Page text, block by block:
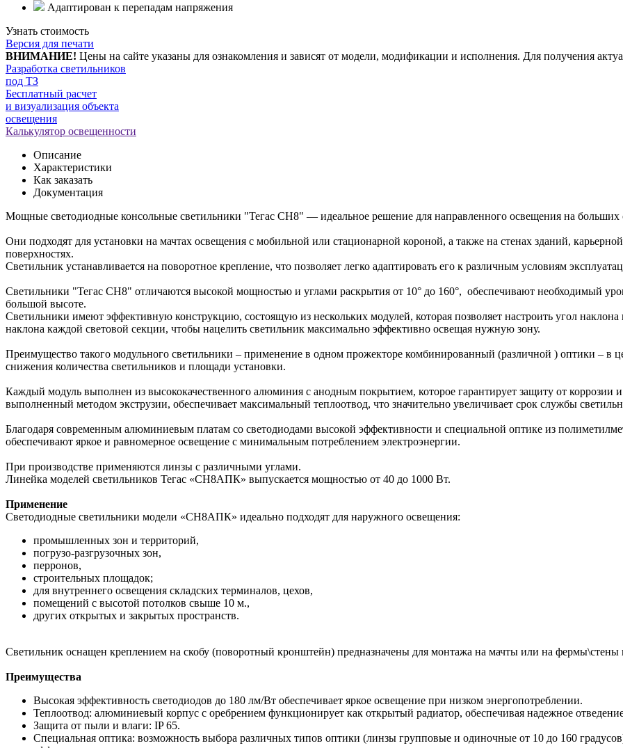
Адаптирован к перепадам напряжения
Узнать стоимость
Версия для печати
ВНИМАНИЕ! Цены на сайте указаны для ознакомления и зависят от модели, модификации и исполнения. Для получения
Разработка светильников
под ТЗ
Бесплатный расчет
и визуализация объекта
освещения
Калькулятор освещенности
Описание
Характеристики
Как заказать
Документация
Мощные светодиодные консольные светильники "Тегас СН8" — идеальное решение для направленного освещения на больших
Они подходят для установки на мачтах освещения с мобильной или стационарной короной, а также на стенах зданий,
поверхностях.
Светильник устанавливается на поворотное крепление, что позволяет легко адаптировать его к различным условиям
Светильники "Тегас СН8" отличаются высокой мощностью и углами раскрытия от 10° до 160°, обеспечивают необходимый
большой высоте.
Светильники имеют эффективную конструкцию, состоящую из нескольких модулей, которая позволяет настроить угол наклона
наклона каждой световой секции, чтобы нацелить светильник максимально эффективно освещая нужную зону.
Преимущество такого модульного светильники – применение в одном прожекторе комбинированный (различной ) оптики – в
снижения количества светильников и площади установки.
Каждый модуль выполнен из высококачественного алюминия с анодным покрытием, которое гарантирует защиту от
выполненный методом экструзии, обеспечивает максимальный теплоотвод, что значительно увеличивает срок службы
Благодаря современным алюминиевым платам со светодиодами высокой эффективности и специальной оптике из
обеспечивают яркое и равномерное освещение с минимальным потреблением электроэнергии.
При производстве применяются линзы с различными углами.
Линейка моделей светильников Тегас «СН8АПК» выпускается мощностью от 40 до 1000 Вт.
Применение
Светодиодные светильники модели «СН8АПК» идеально подходят для наружного освещения:
промышленных зон и территорий,
погрузо-разгрузочных зон,
перронов,
строительных площадок;
для внутреннего освещения складских терминалов, цехов,
помещений с высотой потолков свыше 10 м.,
других открытых и закрытых пространств.
Светильник оснащен креплением на скобу (поворотный кронштейн) предназначены для монтажа на мачты или на
Преимущества
Высокая эффективность светодиодов до 180 лм/Вт обеспечивает яркое освещение при низком энергопотреблении.
Теплоотвод: алюминиевый корпус с оребрением функционирует как открытый радиатор, обеспечивая надежное
Защита от пыли и влаги: IP 65.
Специальная оптика: возможность выбора различных типов оптики (линзы групповые и одиночные от 10 до 160